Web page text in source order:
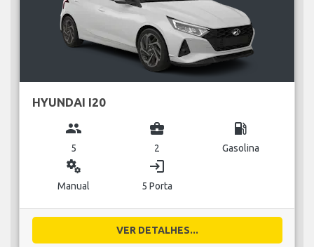
HYUNDAI I20
group
5
business_center
2
local_gas_station
Gasolina
miscellaneous_services
Manual
login
5 Porta
VER DETALHES...